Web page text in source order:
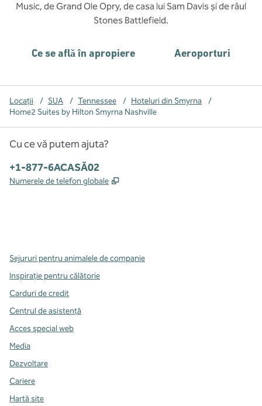
Music, de Grand Ole Opry, de casa lui Sam Davis și de râul
Stones Battlefield.
Ce se află în apropiere Aeroporturi
Locații / SUA / Tennessee / Hoteluri din Smyrna
/
Home2 Suites by Hilton Smyrna Nashville
Cu ce vă putem ajuta?
Telefon:
+1-877-6ACASĂ02
Numerele de telefon globale ,
Sejururi pentru animalele de companie
Inspirație pentru călătorie
Carduri de credit
Centrul de asistență
Acces special web
Media
Dezvoltare
Cariere
Hartă site